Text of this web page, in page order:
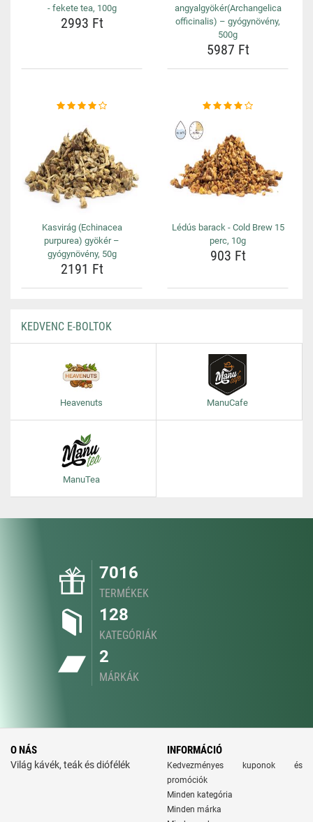
- fekete tea, 100g
2993 Ft
angyalgyökér(Archangelica
officinalis) – gyógynövény,
500g
5987 Ft
Kasvirág (Echinacea
purpurea) gyökér –
gyógynövény, 50g
2191 Ft
Lédús barack - Cold Brew 15
perc, 10g
903 Ft
KEDVENC E-BOLTOK
Heavenuts ManuCafe
ManuTea
7016
TERMÉKEK
128
KATEGÓRIÁK
2
MÁRKÁK
O NÁS
Világ kávék, teák és diófélék
INFORMÁCIÓ
Kedvezményes kuponok és
promóciók
Minden kategória
Minden márka